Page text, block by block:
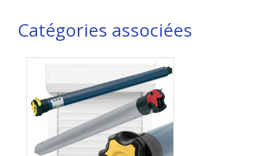
Catégories associées